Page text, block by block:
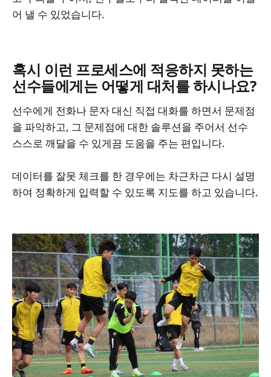
어 낼 수 있었습니다.
혹시 이런 프로세스에 적응하지 못하는
선수들에게는 어떻게 대처를 하시나요?
선수에게 전화나 문자 대신 직접 대화를 하면서 문제점
을 파악하고, 그 문제점에 대한 솔루션을 주어서 선수
스스로 깨달을 수 있게끔 도움을 주는 편입니다.
데이터를 잘못 체크를 한 경우에는 차근차근 다시 설명
하여 정확하게 입력할 수 있도록 지도를 하고 있습니다.